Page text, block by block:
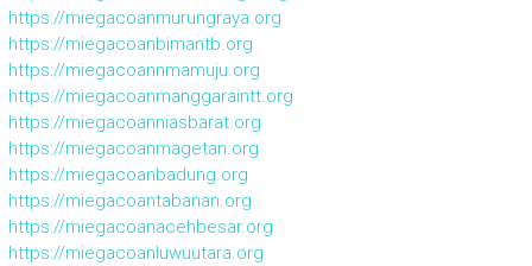
https://miegacoanmurungraya.org
https://miegacoanbimantb.org
https://miegacoannmamuju.org
https://miegacoanmanggaraintt.org
https://miegacoanniasbarat.org
https://miegacoanmagetan.org
https://miegacoanbadung.org
https://miegacoantabanan.org
https://miegacoanacehbesar.org
https://miegacoanluwuutara.org